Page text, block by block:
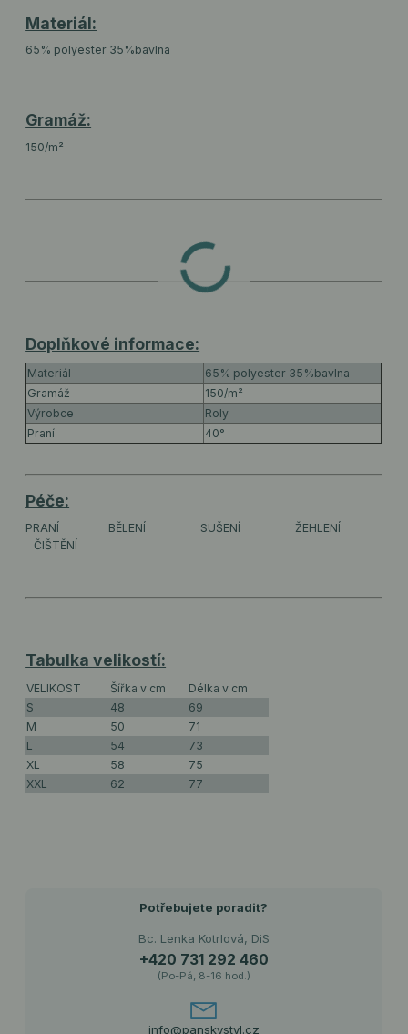
Materiál:
65% polyester 35%bavlna
Gramáž:
150/m²
Doplňkové informace:
Materiál
65% polyester 35%bavlna
Gramáž
150/m²
Výrobce
Roly
Praní
40°
Péče:
PRANÍ BĚLENÍ SUŠENÍ
ŽEHLENÍ
ČIŠTĚNÍ
Tabulka velikostí:
VELIKOST Šířka v cm
Délka v cm
S
48
69
M
50
71
L
54
73
XL
58
75
XXL
62 77
Potřebujete poradit?
Bc. Lenka Kotrlová, DiS
+420 731 292 460
(Po-Pá, 8-16 hod.)
info@panskystyl.cz